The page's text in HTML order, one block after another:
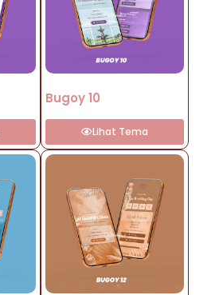
Bugoy 10
Lihat Tema